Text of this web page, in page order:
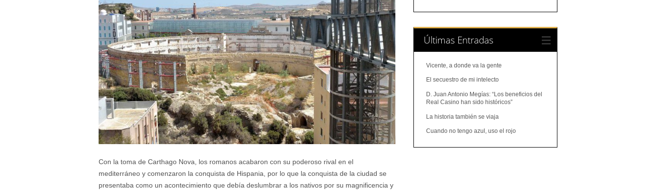
Con la toma de Carthago Nova, los romanos acabaron con su poderoso rival en el
mediterráneo y comenzaron la conquista de Hispania, por lo que la conquista de la ciudad se
presentaba como un acontecimiento que debía deslumbrar a los nativos por su magnificencia y
Últimas Entradas
Vicente, a donde va la gente
El secuestro de mi intelecto
D. Juan Antonio Megías: “Los beneficios del
Real Casino han sido históricos”
La historia también se viaja
Cuando no tengo azul, uso el rojo